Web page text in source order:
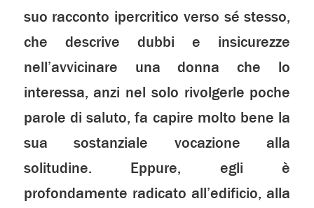
suo racconto ipercritico verso sé stesso,
che descrive dubbi e insicurezze
nell’avvicinare una donna che lo
interessa, anzi nel solo rivolgerle poche
parole di saluto, fa capire molto bene la
sua sostanziale vocazione alla
solitudine. Eppure, egli è
profondamente radicato all’edificio, alla